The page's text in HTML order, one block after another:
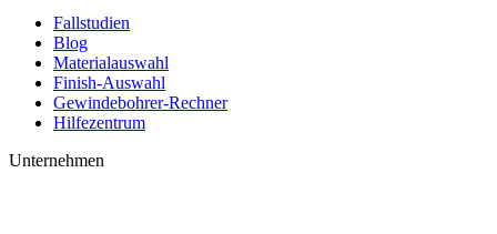
Fallstudien
Blog
Materialauswahl
Finish-Auswahl
Gewindebohrer-Rechner
Hilfezentrum
Unternehmen